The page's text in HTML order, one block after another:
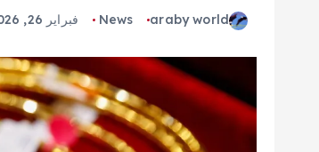
araby world
News فبراير 26, 2026